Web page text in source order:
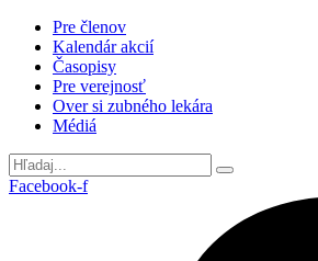
Preskočiť
obsah
Pre členov
Kalendár akcií
Časopisy
Pre verejnosť
Over si zubného lekára
Médiá
Facebook-f